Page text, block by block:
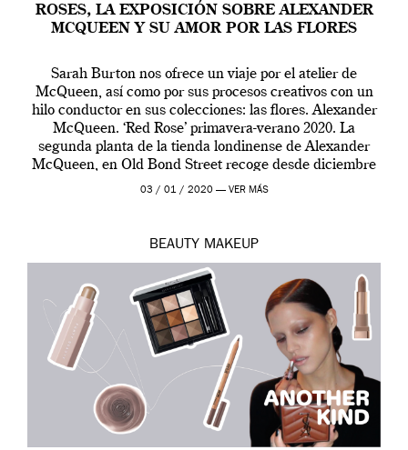
ROSES, LA EXPOSICIÓN SOBRE ALEXANDER
MCQUEEN Y SU AMOR POR LAS FLORES
Sarah Burton nos ofrece un viaje por el atelier de
McQueen, así como por sus procesos creativos con un
hilo conductor en sus colecciones: las flores. Alexander
McQueen. ‘Red Rose’ primavera-verano 2020. La
segunda planta de la tienda londinense de Alexander
McQueen, en Old Bond Street recoge desde diciembre
de 2019 hasta final de abril […]
03 / 01 / 2020 — VER MÁS
BEAUTY MAKEUP